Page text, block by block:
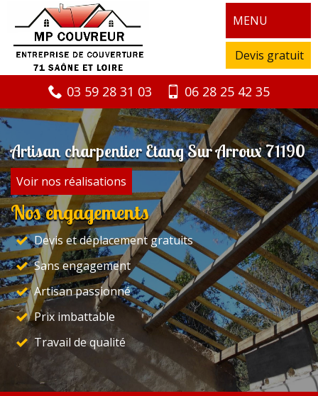
MENU
Devis gratuit
03 59 28 31 03 06 28 25 42 35
Artisan charpentier Etang Sur Arroux 71190
Voir nos réalisations
Nos engagements
Devis et déplacement gratuits
Sans engagement
Artisan passionné
Prix imbattable
Travail de qualité